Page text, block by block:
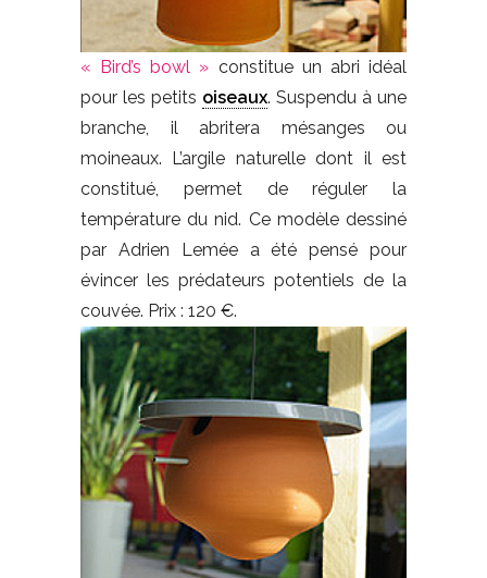
« Bird’s bowl » constitue un abri idéal
pour les petits oiseaux. Suspendu à une
branche, il abritera mésanges ou
moineaux. L’argile naturelle dont il est
constitué, permet de réguler la
température du nid. Ce modèle dessiné
par Adrien Lemée a été pensé pour
évincer les prédateurs potentiels de la
couvée. Prix : 120 €.